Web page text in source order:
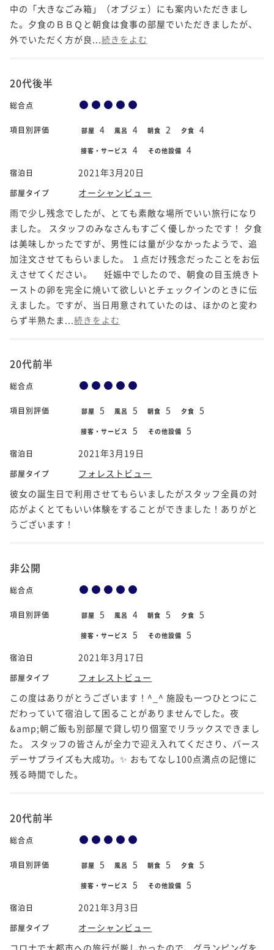
中の「大きなごみ箱」（オブジェ）にも案内いただきまし
た。夕食のＢＢＱと朝食は食事の部屋でいただきましたが、
外でいただく方が良... 続きをよむ
20代後半
総合点
項目別評価 部屋 4 風呂 4 朝食 2 夕食 4
接客・サービス 4 その他設備 4
宿泊日 2021年3月20日
部屋タイプ
オーシャンビュー
雨で少し残念でしたが、とても素敵な場所でいい旅行になり
ました。 スタッフのみなさんもすごく優しかったです！ 夕食
は美味しかったですが、男性には量が少なかったようで、追
加注文させてもらいました。 １点だけ残念だったことをお伝
えさせてください。 妊娠中でしたので、朝食の目玉焼きト
ーストの卵を完全に焼いて欲しいとチェックインのときに伝
えました。ですが、当日用意されていたのは、ほかのと変わ
らず半熟たま... 続きをよむ
20代前半
総合点
項目別評価 部屋 5 風呂 5 朝食 5 夕食 5
接客・サービス 5 その他設備 5
宿泊日 2021年3月19日
部屋タイプ
フォレストビュー
彼女の誕生日で利用させてもらいましたがスタッフ全員の対
応がよくとてもいい体験をすることができました！ありがと
うございます！
非公開
総合点
項目別評価 部屋 5 風呂 4 朝食 5 夕食 5
接客・サービス 5 その他設備 5
宿泊日 2021年3月17日
部屋タイプ
フォレストビュー
この度はありがとうございます！^_^ 施設も一つひとつにこ
だわっていて宿泊して困ることがありませんでした。夜
&amp;朝ご飯も別部屋で貸し切り個室でリラックスできまし
た。 スタッフの皆さんが全力で迎え入れてくださり、バース
デーサプライズも大成功。✨ おもてなし100点満点の記憶に
残る時間でした。
20代前半
総合点
項目別評価 部屋 5 風呂 5 朝食 5 夕食 5
接客・サービス 5 その他設備 5
宿泊日 2021年3月3日
部屋タイプ
オーシャンビュー
コロナで大都市への旅行が厳しかったので、グランピングを